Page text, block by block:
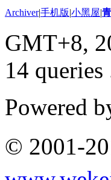
Archiver|手机版|小黑屋|
GMT+8,
14 queries
Powered
© 2001-